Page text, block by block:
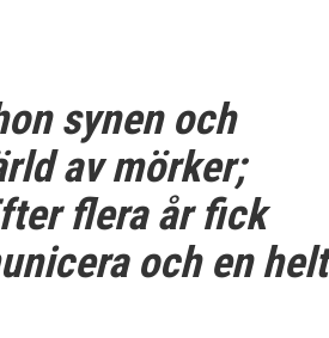
synen och
av mörker;
flera år fick
och en helt